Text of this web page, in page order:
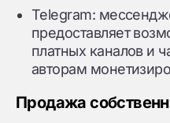
Telegram:
предоставляет
платных каналов и
авторам
Продажа